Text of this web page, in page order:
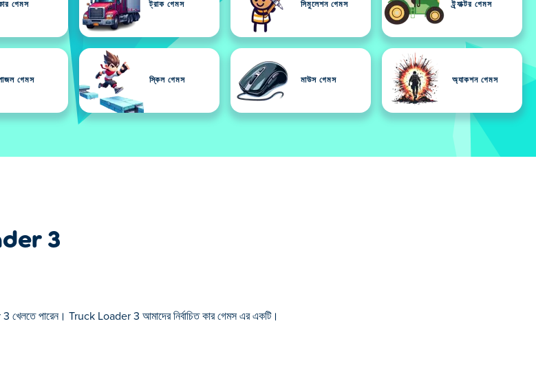
গেমস ট্রাক গেমস সিমুলেশন গেমস ট্র্যাক্টর গেমস
গেমস স্কিল গেমস মাউস গেমস অ্যাকশন গেমস
3
পারেন। Truck Loader 3 আমাদের নির্বাচিত কার গেমস এর একটি।
কার গেমস এর একটি।